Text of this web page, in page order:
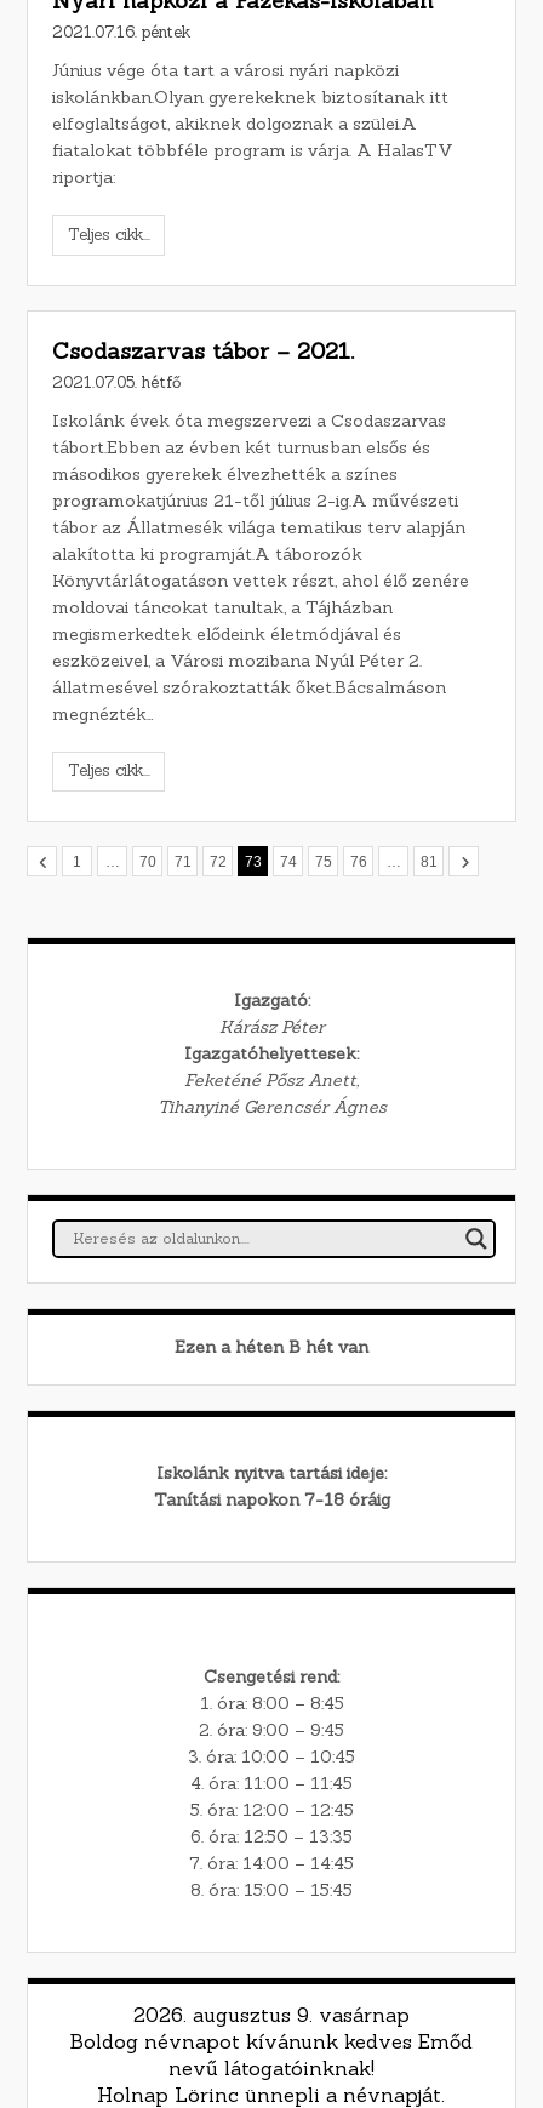
2021.07.16. péntek
Június vége óta tart a városi nyári napközi
iskolánkban.Olyan gyerekeknek biztosítanak itt
elfoglaltságot, akiknek dolgoznak a szülei.A
fiatalokat többféle program is várja. A HalasTV
riportja:
Teljes cikk...
Csodaszarvas tábor – 2021.
2021.07.05. hétfő
Iskolánk évek óta megszervezi a Csodaszarvas
tábort.Ebben az évben két turnusban elsős és
másodikos gyerekek élvezhették a színes
programokatjúnius 21-től július 2-ig.A művészeti
tábor az Állatmesék világa tematikus terv alapján
alakította ki programját.A táborozók
Könyvtárlátogatáson vettek részt, ahol élő zenére
moldovai táncokat tanultak, a Tájházban
megismerkedtek elődeink életmódjával és
eszközeivel, a Városi mozibana Nyúl Péter 2.
állatmesével szórakoztatták őket.Bácsalmáson
megnézték…
Teljes cikk...
1 70 71 72 73 74 75 76 81
Igazgató:
Kárász Péter
Igazgatóhelyettesek:
Feketéné Pősz Anett,
Tihanyiné Gerencsér Ágnes
Ezen a héten B hét van
Iskolánk nyitva tartási ideje:
Tanítási napokon 7-18 óráig
Csengetési rend:
1. óra: 8:00 – 8:45
2. óra: 9:00 – 9:45
3. óra: 10:00 – 10:45
4. óra: 11:00 – 11:45
5. óra: 12:00 – 12:45
6. óra: 12:50 – 13:35
7. óra: 14:00 – 14:45
8. óra: 15:00 – 15:45
2026. augusztus 9. vasárnap
Boldog névnapot kívánunk kedves Emőd
nevű látogatóinknak!
Holnap Lörinc ünnepli a névnapját.